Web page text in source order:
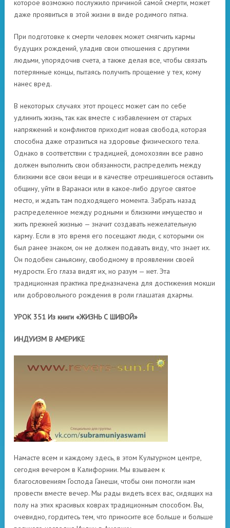
которое возможно послужило причиной самой смерти, может
даже проявиться в этой жизни в виде родимого пятна.
При подготовке к смерти человек может смягчить кармы
будущих рождений, уладив свои отношения с другими
людьми, упорядочив счета, а также делая все, чтобы связать
потерянные концы, пытаясь получить прощение у тех, кому
нанес вред.
В некоторых случаях этот процесс может сам по себе
удлинить жизнь, так как вместе с избавлением от старых
напряжений и конфликтов приходит новая свобода, которая
способна даже отразиться на здоровье физического тела.
Однако в соответствии с традицией, домохозяин все равно
должен выполнить свои обязанности, распределить между
близкими все свои вещи и в качестве отрешившегося оставить
общину, уйти в Варанаси или в какое-либо другое святое
место, и ждать там подходящего момента. Забрать назад
распределенное между родными и близкими имущество и
жить прежней жизнью — значит создавать нежелательную
карму. Если в это время его посещают люди, с которыми он
был ранее знаком, он не должен подавать виду, что знает их.
Он подобен саньясину, свободному в проявлении своей
мудрости. Его глаза видят их, но разум — нет. Эта
традиционная практика предназначена для достижения мокши
или добровольного рождения в роли глашатая дхармы.
УРОК 351 Из книги «ЖИЗНЬ С ШИВОЙ»
ИНДУИЗМ В АМЕРИКЕ
Намасте всем и каждому здесь, в этом Культурном центре,
сегодня вечером в Калифорнии. Мы взываем к
благословениям Господа Ганеши, чтобы они помогли нам
провести вместе вечер. Мы рады видеть всех вас, сидящих на
полу на этих красивых коврах традиционным способом. Вы,
очевидно, гордитесь тем, что приносите все больше и больше